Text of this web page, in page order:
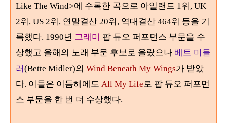
Like The Wind>에 수록한 곡으로 아일랜드 1 위 , UK
2위, US 2위, 연말결산 20위, 역대결산 464위 등을 기
록했다. 1990년 그래미 팝 듀오 퍼포먼스 부문을 수
상했고 올해의 노래 부문 후보로 올랐으나 베트 미들
러(Bette Midler)의 Wind Beneath My Wings가 받았
다. 이들은 이듬해에도 All My Life 로 팝 듀오 퍼포먼
스 부문을 한 번 더 수상했다.